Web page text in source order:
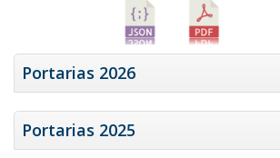
Portarias 2026
Portarias 2025